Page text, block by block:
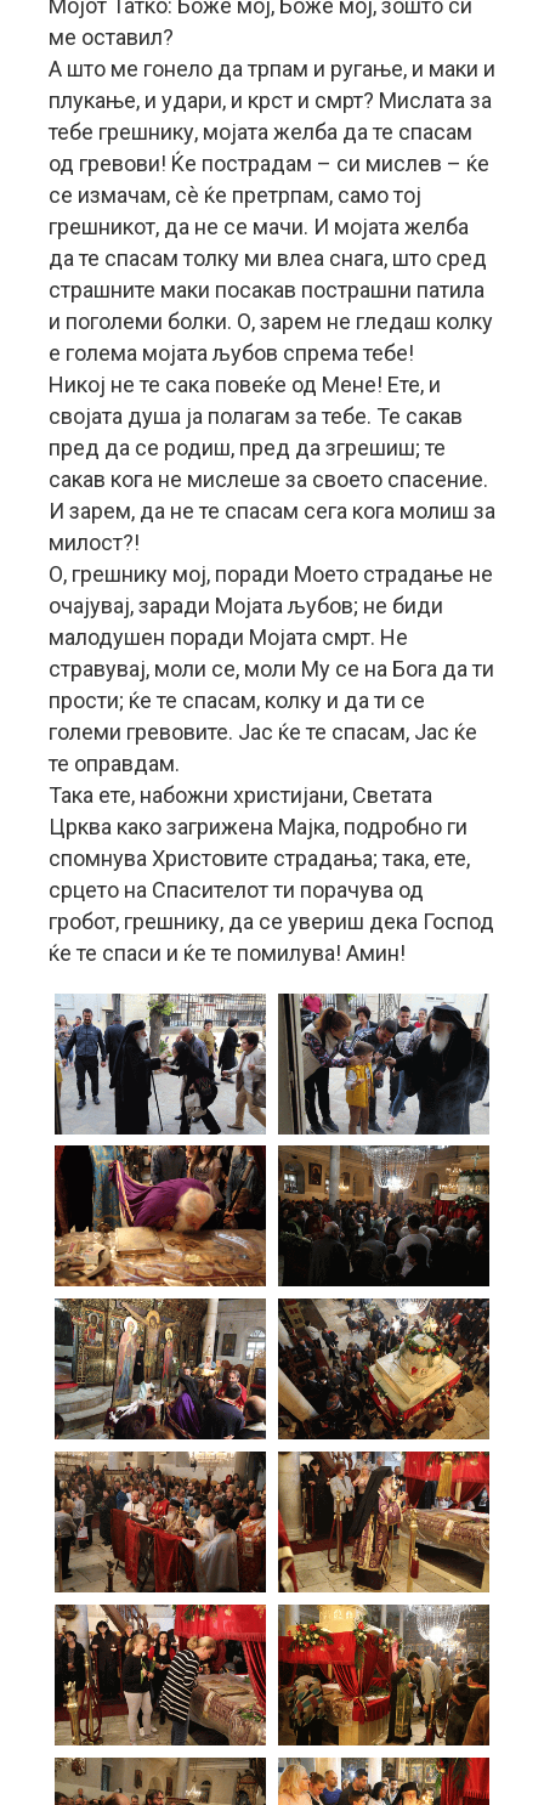
Мојот Татко: Боже мој, Боже мој, зошто си
ме оставил?
А што ме гонело да трпам и ругање, и маки и
плукање, и удари, и крст и смрт? Мислата за
тебе грешнику, мојата желба да те спасам
од гревови! Ќе пострадам – си мислев – ќе
се измачам, сѐ ќе претрпам, само тој
грешникот, да не се мачи. И мојата желба
да те спасам толку ми влеа снага, што сред
страшните маки посакав пострашни патила
и поголеми болки. О, зарем не гледаш колку
е голема мојата љубов спрема тебе!
Никој не те сака повеќе од Мене! Ете, и
својата душа ја полагам за тебе. Те сакав
пред да се родиш, пред да згрешиш; те
сакав кога не мислеше за своето спасение.
И зарем, да не те спасам сега кога молиш за
милост?!
О, грешнику мој, поради Моето страдање не
очајувај, заради Мојата љубов; не биди
малодушен поради Мојата смрт. Не
стравувај, моли се, моли Му се на Бога да ти
прости; ќе те спасам, колку и да ти се
големи гревовите. Јас ќе те спасам, Јас ќе
те оправдам.
Така ете, набожни христијани, Светата
Црква како загрижена Мајка, подробно ги
спомнува Христовите страдања; така, ете,
срцето на Спасителот ти порачува од
гробот, грешнику, да се увериш дека Господ
ќе те спаси и ќе те помилува! Амин!